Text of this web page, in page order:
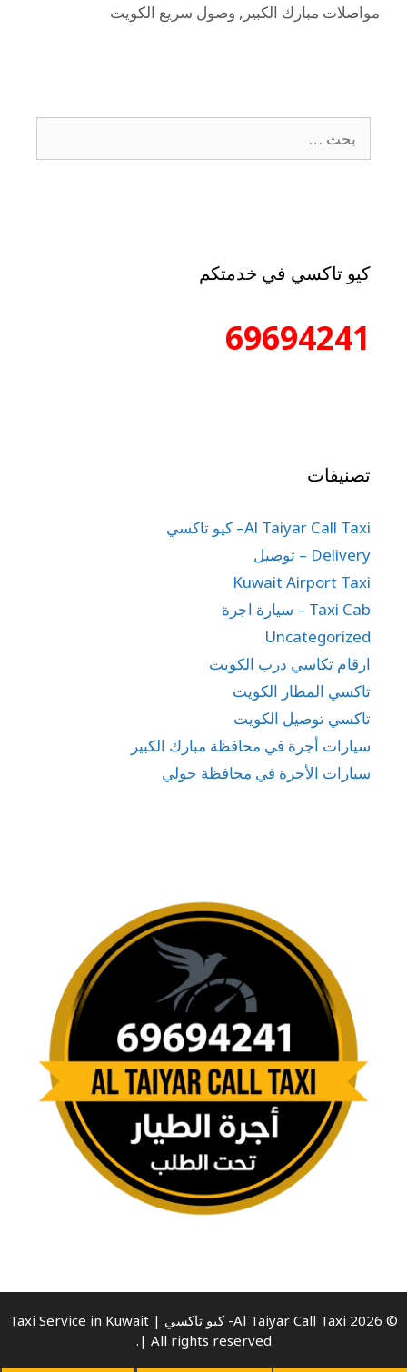
مواصلات مبارك الكبير , وصول سريع الكويت
كيو تاكسي في خدمتكم
69694241
تصنيفات
Al Taiyar Call Taxi– كيو تاكسي
Delivery – توصيل
Kuwait Airport Taxi
Taxi Cab – سيارة اجرة
Uncategorized
ارقام تكاسي درب الكويت
تاكسي المطار الكويت
تاكسي توصيل الكويت
سيارات أجرة في محافظة مبارك الكبير
سيارات الأجرة في محافظة حولي
© 2026 Al Taiyar Call Taxi- كيو تاكسي | Taxi Service in Kuwait
| All rights reserved.